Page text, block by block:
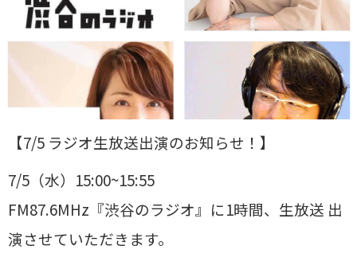
【7/5 ラジオ生放送出演のお知らせ！】
7/5（水）15:00~15:55
FM87.6MHz『渋谷のラジオ』に1時間、生放送 出
演させていただきます。